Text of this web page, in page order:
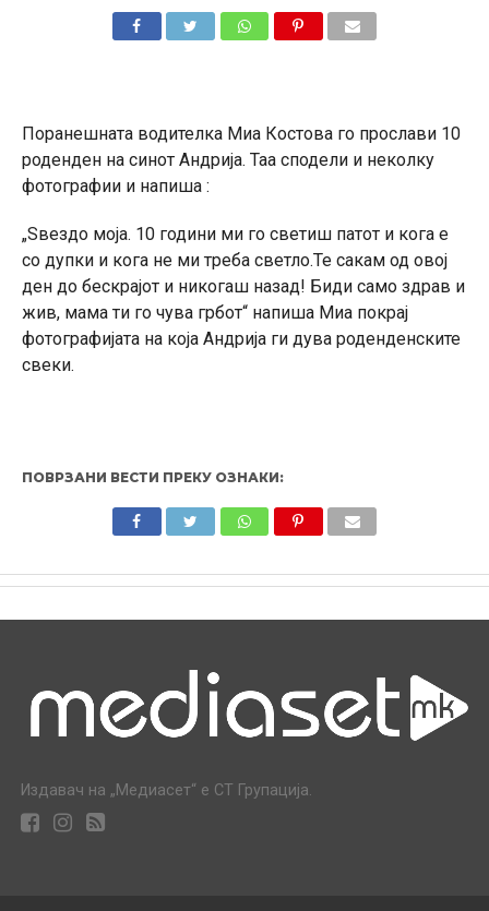
Поранешната водителка Миа Костова го прослави 10
роденден на синот Андрија. Таа сподели и неколку
фотографии и напиша :
„Ѕвездо моја. 10 години ми го светиш патот и кога е
со дупки и кога не ми треба светло.Те сакам од овој
ден до бескрајот и никогаш назад! Биди само здрав и
жив, мама ти го чува грбот“ напиша Миа покрај
фотографијата на која Андрија ги дува роденденските
свеки.
ПОВРЗАНИ ВЕСТИ ПРЕКУ ОЗНАКИ:
Издавач на „Медиасет“ е СТ Групација.